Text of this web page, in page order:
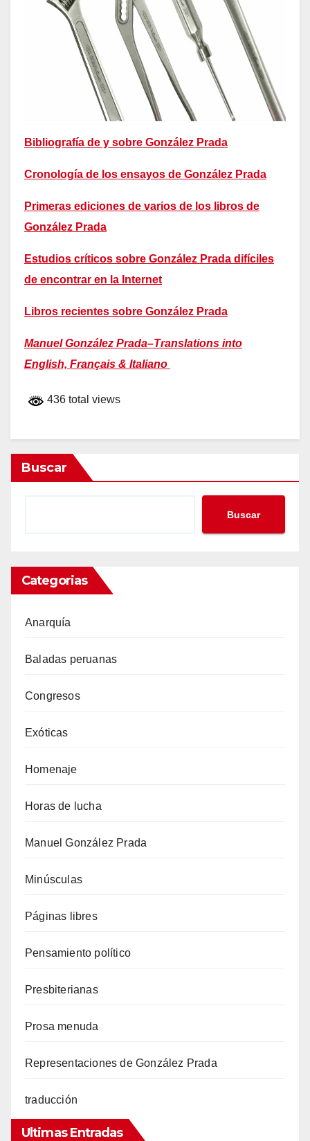
Bibliografía de y sobre González Prada
Cronología de los ensayos de González Prada
Primeras ediciones de varios de los libros de
González Prada
Estudios críticos sobre González Prada difíciles
de encontrar en la Internet
Libros recientes sobre González Prada
Manuel González Prada–Translations into
English, Français & Italiano
436 total views
Buscar
Buscar
Categorias
Anarquía
Baladas peruanas
Congresos
Exóticas
Homenaje
Horas de lucha
Manuel González Prada
Minúsculas
Páginas libres
Pensamiento político
Presbiterianas
Prosa menuda
Representaciones de González Prada
traducción
Ultimas Entradas